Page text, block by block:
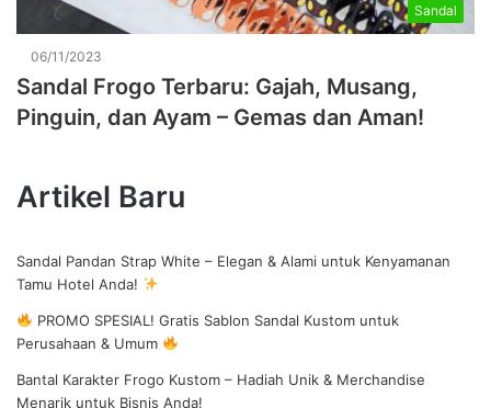
Sandal
06/11/2023
Sandal Frogo Terbaru: Gajah, Musang,
Pinguin, dan Ayam – Gemas dan Aman!
Artikel Baru
Sandal Pandan Strap White – Elegan & Alami untuk Kenyamanan
Tamu Hotel Anda!
PROMO SPESIAL! Gratis Sablon Sandal Kustom untuk
Perusahaan & Umum
Bantal Karakter Frogo Kustom – Hadiah Unik & Merchandise
Menarik untuk Bisnis Anda!